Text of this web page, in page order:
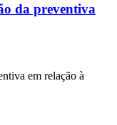
da preventiva
em relação à